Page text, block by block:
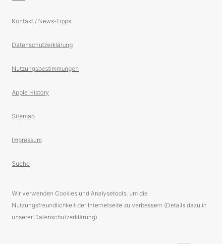
Kontakt / News-Tipps
Datenschutzerklärung
Nutzungsbestimmungen
Apple History
Sitemap
Impressum
Suche
Wir verwenden Cookies und Analysetools, um die
Nutzungsfreundlichkeit der Internetseite zu verbessern (Details dazu in
unserer Datenschutzerklärung).